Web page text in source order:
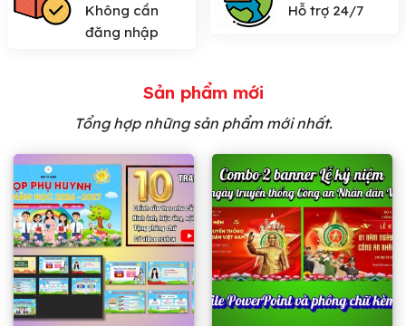
Không cần
đăng nhập
Hỗ trợ 24/7
Sản phẩm mới
Tổng hợp những sản phẩm mới nhất.